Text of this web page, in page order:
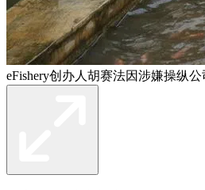
eFishery创办人胡赛法因涉嫌操纵